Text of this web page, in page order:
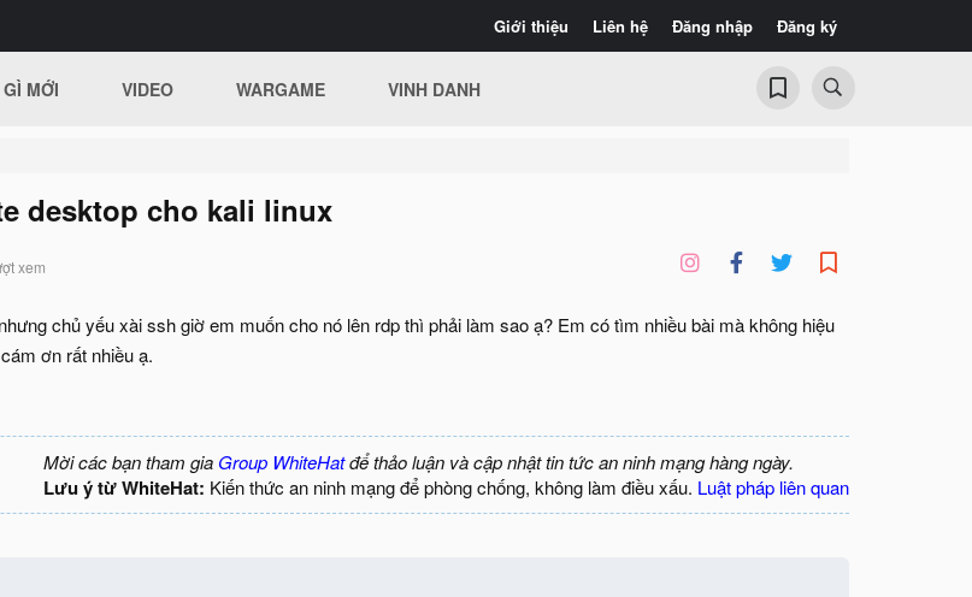
Giới thiệu Liên hệ Đăng nhập Đăng ký
MỚI VIDEO WARGAME VINH DANH
desktop cho kali linux
xem
chủ yếu xài ssh giờ em muốn cho nó lên rdp thì phải làm sao ạ? Em có tìm nhiều bài mà không hiệu
ơn rất nhiều ạ.
Mời các bạn tham gia Group WhiteHatđể thảo luận và cập nhật tin tức an ninh mạng hàng ngày.
Lưu ý từ WhiteHat: Kiến thức an ninh mạng để phòng chống, không làm điều xấu. Luật pháp liên quan